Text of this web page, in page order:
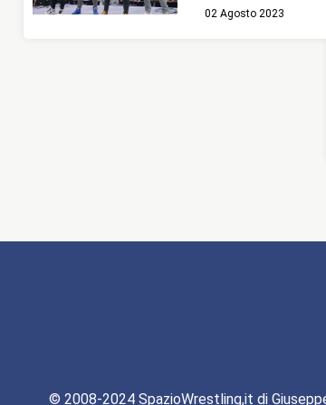
02 Agosto 2023
© 2008-2024 SpazioWrestling,it di